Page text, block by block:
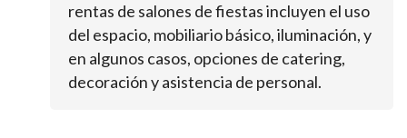
rentas de salones de fiestas incluyen el uso
del espacio, mobiliario básico, iluminación, y
en algunos casos, opciones de catering,
decoración y asistencia de personal.